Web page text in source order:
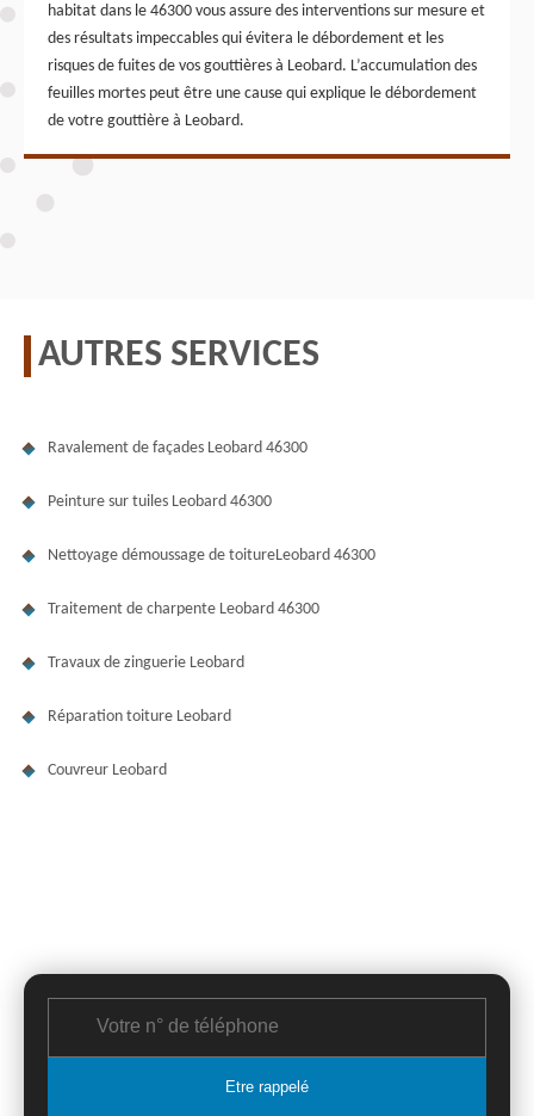
habitat dans le 46300 vous assure des interventions sur mesure et
des résultats impeccables qui évitera le débordement et les
risques de fuites de vos gouttières à Leobard. L’accumulation des
feuilles mortes peut être une cause qui explique le débordement
de votre gouttière à Leobard.
AUTRES SERVICES
Ravalement de façades Leobard 46300
Peinture sur tuiles Leobard 46300
Nettoyage démoussage de toitureLeobard 46300
Traitement de charpente Leobard 46300
Travaux de zinguerie Leobard
Réparation toiture Leobard
Couvreur Leobard